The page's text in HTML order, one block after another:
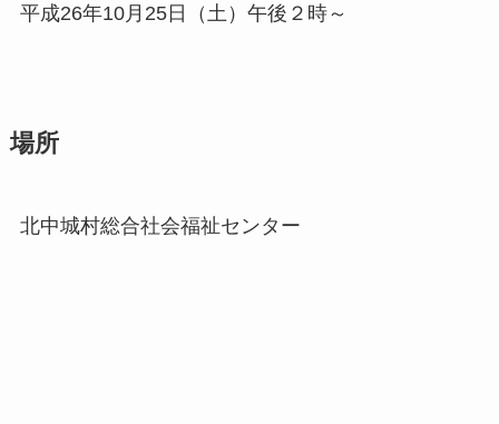
平成26年10月25日（土）午後２時～
場所
北中城村総合社会福祉センター